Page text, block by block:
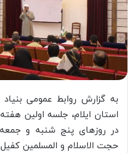
به گزارش روابط عمومی
استان ایلام، جلسه اولین
حجت الاسلام و المسلمین کفیل